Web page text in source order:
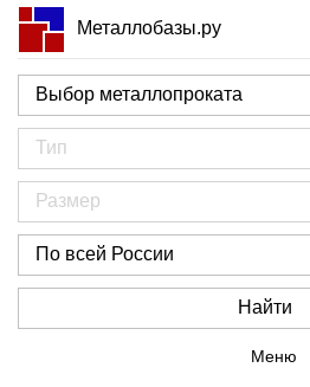
Металлобазы.ру
Найти
Меню